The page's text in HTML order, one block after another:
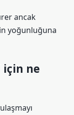
ancak
yoğunluğuna
için ne